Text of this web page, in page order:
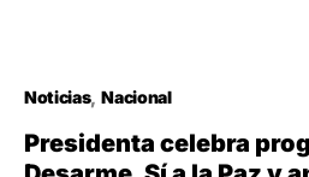
Noticias Nacional
Presidenta celebra